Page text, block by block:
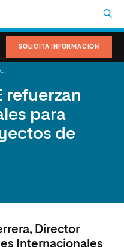
SOLICITA INFORMACIÓN
refuerzan
para
de
Director
Internacionales